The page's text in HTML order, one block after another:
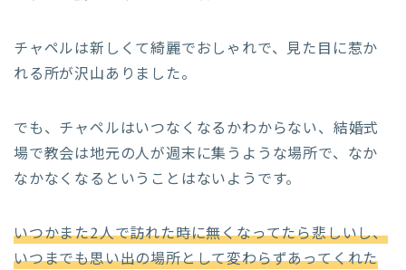
チャペルは新しくて綺麗でおしゃれで、見た目に惹か
れる所が沢山ありました。
でも、チャペルはいつなくなるかわからない、結婚式
場で教会は地元の人が週末に集うような場所で、なか
なかなくなるということはないようです。
いつかまた2人で訪れた時に無くなってたら悲しいし、
いつまでも思い出の場所として変わらずあってくれた